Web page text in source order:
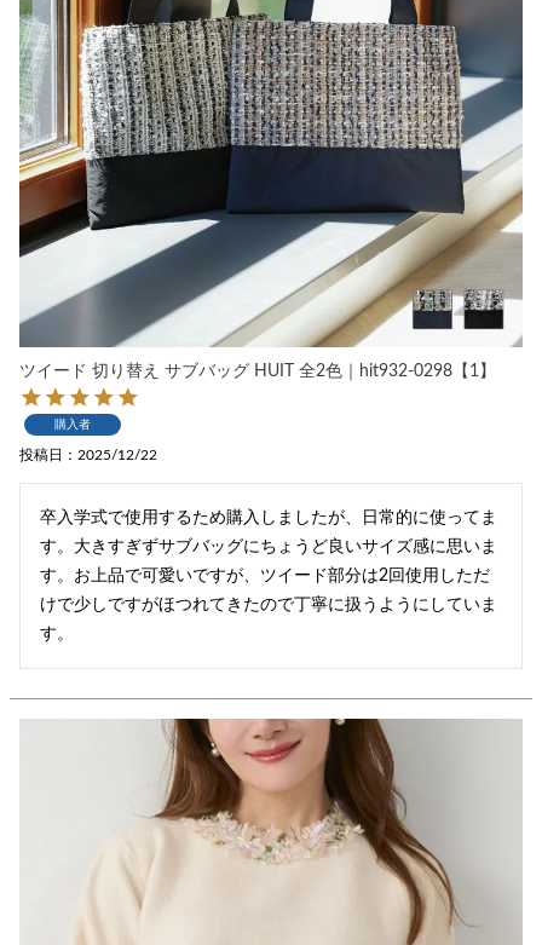
ツイード 切り替え サブバッグ HUIT 全2色｜hit932-0298【1】
購入者
投稿日 2025/12/22
卒入学式で使用するため購入しましたが、日常的に使ってま
す。大きすぎずサブバッグにちょうど良いサイズ感に思いま
す。お上品で可愛いですが、ツイード部分は2回使用しただ
けで少しですがほつれてきたので丁寧に扱うようにしていま
す。